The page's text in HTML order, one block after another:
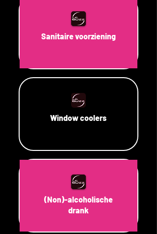
Sanitaire voorziening
Window coolers
(Non)-alcoholische
drank